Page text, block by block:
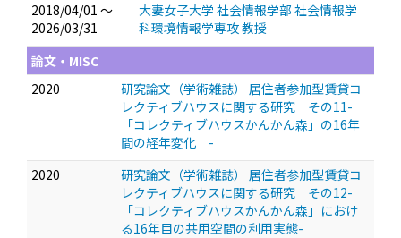
2018/04/01 ～
2026/03/31
大妻女子大学 社会情報学部 社会情報学
科環境情報学専攻 教授
論文・MISC
2020
研究論文（学術雑誌） 居住者参加型賃貸コ
レクティブハウスに関する研究 その11-
「コレクティブハウスかんかん森」の16年
間の経年変化 -
2020
研究論文（学術雑誌） 居住者参加型賃貸コ
レクティブハウスに関する研究 その12-
「コレクティブハウスかんかん森」におけ
る16年目の共用空間の利用実態-